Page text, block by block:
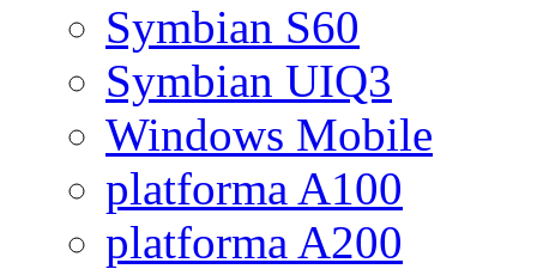
Symbian S60
Symbian UIQ3
Windows Mobile
platforma A100
platforma A200